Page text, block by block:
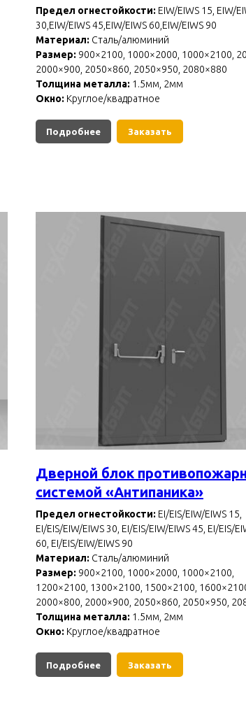
Предел огнестойкости: EIW/EIWS 15, EIW/
30,EIW/EIWS 45,EIW/EIWS 60,EIW/EIWS 90
Материал: Сталь/алюминий
Размер: 900×2100, 1000×2000, 1000×2100,
2000×900, 2050×860, 2050×950, 2080×880
Толщина металла: 1.5мм, 2мм
Окно: Круглое/квадратное
Подробнее Заказать
Дверной блок
системой «Антипаника»
Предел огнестойкости: EI/EIS/EIW/EIWS 15,
EI/EIS/EIW/EIWS 30, EI/EIS/EIW/EIWS 45, EI/EIS/
60, EI/EIS/EIW/EIWS 90
Материал: Сталь/алюминий
Размер: 900×2100, 1000×2000, 1000×2100,
1200×2100, 1300×2100, 1500×2100,
2000×800, 2000×900, 2050×860, 2050×950,
Толщина металла: 1.5мм, 2мм
Окно: Круглое/квадратное
Подробнее Заказать